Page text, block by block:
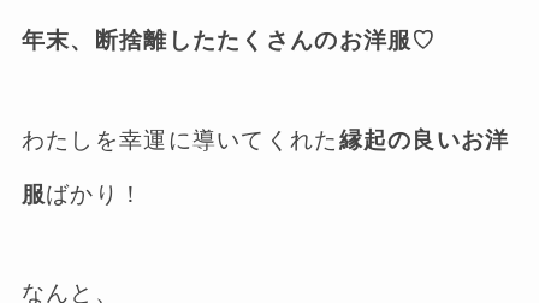
年末、断捨離したたくさんのお洋服♡
わたしを幸運に導いてくれた縁起の良いお洋
服ばかり！
なんと、